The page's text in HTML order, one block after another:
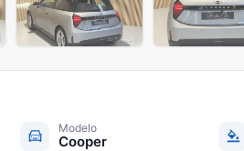
Modelo
Cooper